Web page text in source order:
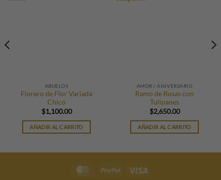
ABUELOS
Florero de Flor Variada
Chico
$1,100.00
AÑADIR AL CARRITO
AMOR / ANIVERSARIO
Ramo de Rosas con
Tulipanes
$2,650.00
AÑADIR AL CARRITO
MasterCardPayPal